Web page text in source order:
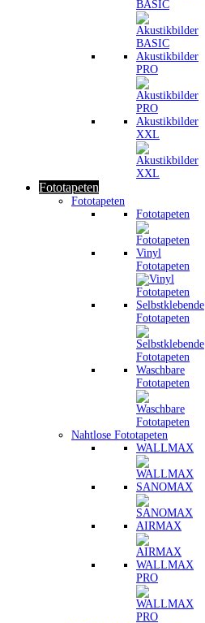
BASIC
Akustikbilder
PRO
Akustikbilder
XXL
Fototapeten
Fototapeten
Fototapeten
Vinyl
Fototapeten
Selbstklebende
Fototapeten
Waschbare
Fototapeten
Nahtlose Fototapeten
WALLMAX
SANOMAX
AIRMAX
WALLMAX
PRO